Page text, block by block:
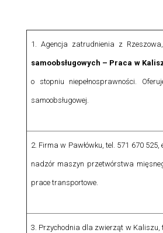
1. Agencja zatrudnienia z
samoobsługowych – Praca w
o stopniu niepełnosprawności.
samoobsługowej.
2. Firma w Pawłówku, tel. 571 670 525,
nadzór maszyn przetwórstwa
prace transportowe.
3. Przychodnia dla zwierząt w Kaliszu,